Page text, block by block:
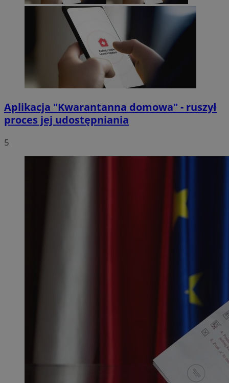
Aplikacja "Kwarantanna domowa" - ruszył
proces jej udostępniania
5